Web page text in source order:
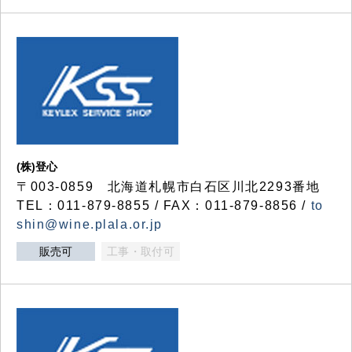
(株)登心
〒003-0859 北海道札幌市白石区川北2293番地
TEL：011-879-8855 / FAX：011-879-8856 / to
shin@wine.plala.or.jp
販売可 工事・取付可